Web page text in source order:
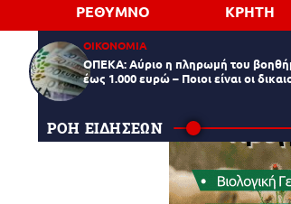
ΡΕΘΥΜΝΟ ΚΡΗΤΗ
ΟΙΚΟΝΟΜΙΑ
ΟΠΕΚΑ: Αύριο η πληρωμή του
έως 1.000 ευρώ – Ποιοι είναι οι
ΡΟΗ ΕΙΔΗΣΕΩΝ